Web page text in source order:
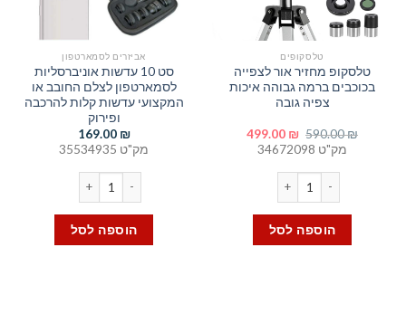
טלסקופים
טלסקופ מחזיר אור לצפייה
בכוכבים ברמה גבוהה איכות
צפיה גובה
590.00₪
המחיר
המקורי
היה:
499.00 ₪
המחיר
מק"ט 34672098
הוספה לסל
אביזרים לסמארטפון
סט 10 עדשות אוניברסליות
לסמארטפון לצלם החובב או
המקצועי עדשות קלות להרכבה
ופירוק
169.00 ₪
מק"ט 35534935
הוספה לסל